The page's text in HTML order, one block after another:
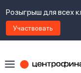
Розыгрыш для всех
Участвовать